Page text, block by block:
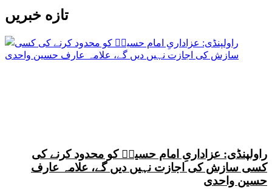
تازه خبریں
راولپنڈی: عزاداریِ امام حسینؑ کو محدود کرنے کی
کسی سازش کی اجازت نہیں دیں گے، علامہ عارف
حسین واحدی